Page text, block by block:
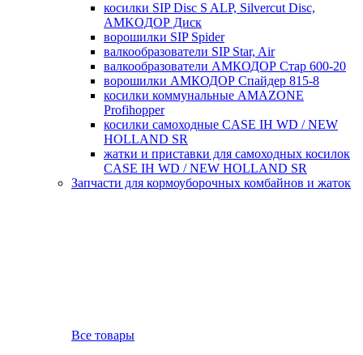
косилки SIP Disc S ALP, Silvercut Disc,
AMKOДОР Диск
ворошилки SIP Spider
валкообразователи SIP Star, Air
валкообразователи АМКОДОР Стар 600-20
ворошилки АМКОДОР Спайдер 815-8
косилки коммунальные AMAZONE
Profihopper
косилки самоходные CASE IH WD / NEW
HOLLAND SR
жатки и приставки для самоходных косилок
CASE IH WD / NEW HOLLAND SR
Запчасти для кормоуборочных комбайнов и жаток
Все товары